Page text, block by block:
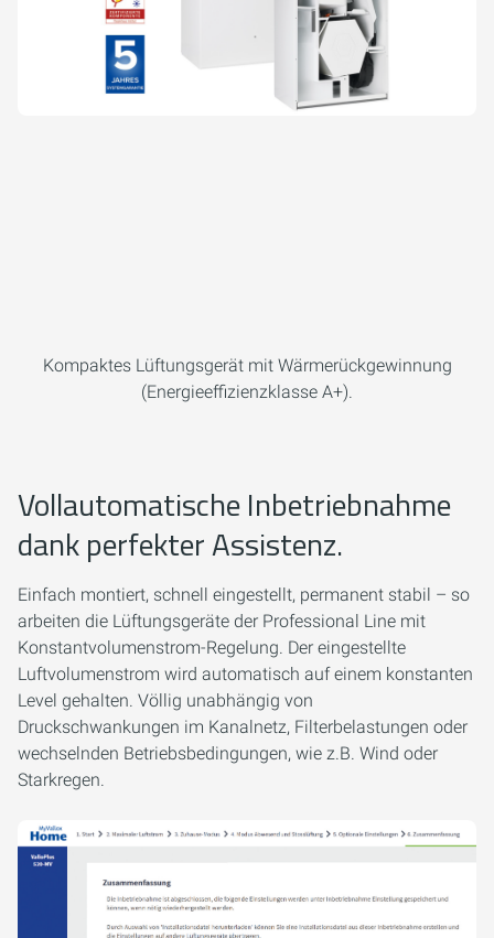
Kompaktes Lüftungsgerät mit Wärmerückgewinnung
(Energieeffizienzklasse A+).
Vollautomatische Inbetriebnahme
dank perfekter Assistenz.
Einfach montiert, schnell eingestellt, permanent stabil – so
arbeiten die Lüftungsgeräte der Professional Line mit
Konstantvolumenstrom-Regelung. Der eingestellte
Luftvolumenstrom wird automatisch auf einem konstanten
Level gehalten. Völlig unabhängig von
Druckschwankungen im Kanalnetz, Filterbelastungen oder
wechselnden Betriebsbedingungen, wie z.B. Wind oder
Starkregen.